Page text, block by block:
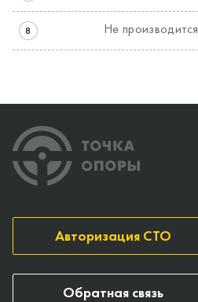
8 Не производится
Авторизация СТО
Обратная связь